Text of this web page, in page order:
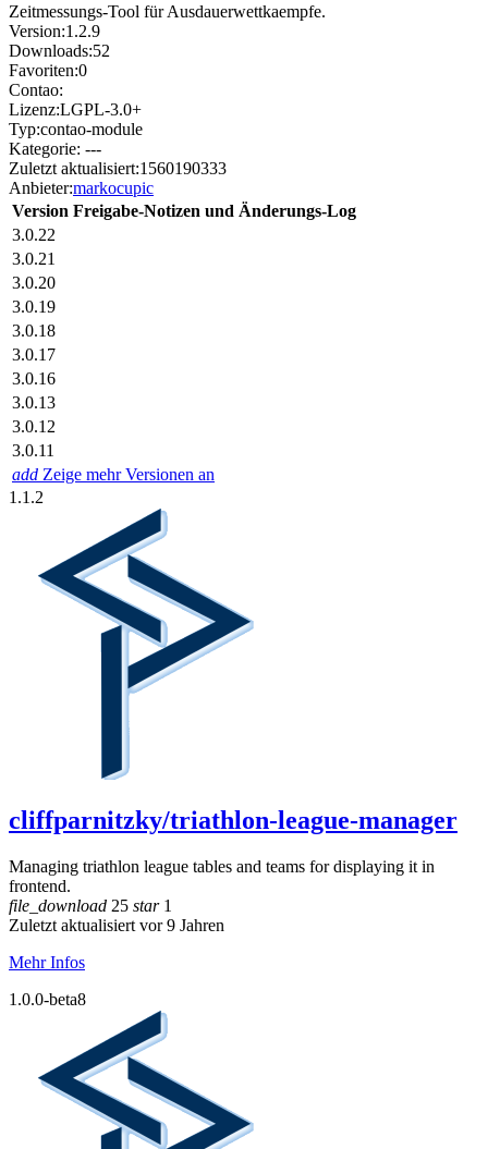
Zeitmessungs-Tool für Ausdauerwettkaempfe.
Version:1.2.9
Downloads:52
Favoriten:0
Contao:
Lizenz:LGPL-3.0+
Typ:contao-module
Kategorie: ---
Zuletzt aktualisiert:1560190333
Anbieter:markocupic
Version Freigabe-Notizen und Änderungs-Log
3.0.22
3.0.21
3.0.20
3.0.19
3.0.18
3.0.17
3.0.16
3.0.13
3.0.12
3.0.11
add Zeige mehr Versionen an
1.1.2
cliffparnitzky/triathlon-league-manager
Managing triathlon league tables and teams for displaying it in
frontend.
file_download 25 star1
Zuletzt aktualisiert vor 9 Jahren
Mehr Infos
1.0.0-beta8